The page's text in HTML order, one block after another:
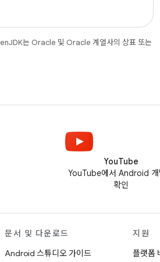
는 Oracle 및 Oracle 계열사의 상표 또는
YouTube
YouTube에서 Android 개
확인
문서 및 다운로드
Android 스튜디오 가이드
지원
플랫폼